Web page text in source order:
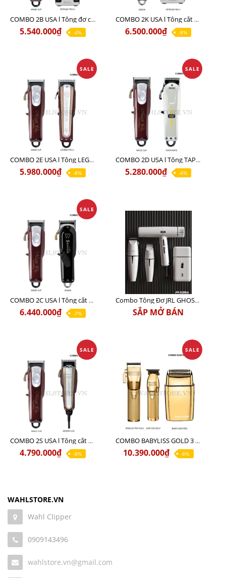
COMBO 2B USA l Tông đơ cắt Magic clip Red + Tông đơ viền Detailer Pro Li
5.540.000₫ -4%
COMBO 2K USA l Tông cắt SENIOR +Tông viền DETAILER PRO LI
6.500.000₫ -8%
SALE
COMBO 2E USA l Tông LEGEND PRO LI + Tông MAGIC CLIP
5.980.000₫ -8%
SALE
COMBO 2D USA l Tông TAPER WHITE + Tông MAGIC CLIP
5.280.000₫ -4%
SALE
COMBO 2C USA l Tông cắt Senior + Tông cắt Magic clip
6.440.000₫ -7%
Combo Tông Đơ JRL GHOST 3 Limited Edition Chính Hãng USA
SẮP MỞ BÁN
SALE
COMBO 2S USA l Tông cắt LEGEND USA CÓ DÂY 220V + Tông pin MAGIC CLIP
4.790.000₫ -8%
SALE
COMBO BABYLISS GOLD 3 cao cấp chính hãng
10.390.000₫ -8%
WAHLSTORE.VN
Wahl Clipper
0909143496
wahlstore.vn@gmail.com